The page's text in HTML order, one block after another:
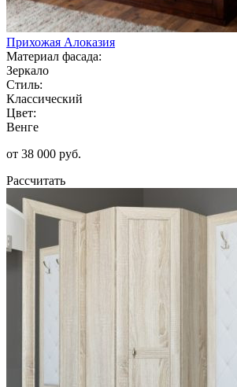
Прихожая Алоказия
Материал фасада:
Зеркало
Стиль:
Классический
Цвет:
Венге
от 38 000 руб.
Рассчитать